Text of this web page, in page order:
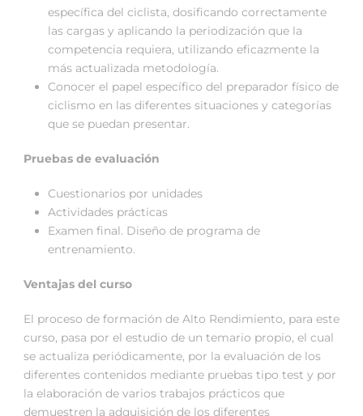
específica del ciclista, dosificando correctamente
las cargas y aplicando la periodización que la
competencia requiera, utilizando eficazmente la
más actualizada metodología.
Conocer el papel específico del preparador físico de
ciclismo en las diferentes situaciones y categorías
que se puedan presentar.
Pruebas de evaluación
Cuestionarios por unidades
Actividades prácticas
Examen final. Diseño de programa de
entrenamiento.
Ventajas del curso
El proceso de formación de Alto Rendimiento, para este
curso, pasa por el estudio de un temario propio, el cual
se actualiza periódicamente, por la evaluación de los
diferentes contenidos mediante pruebas tipo test y por
la elaboración de varios trabajos prácticos que
demuestren la adquisición de los diferentes